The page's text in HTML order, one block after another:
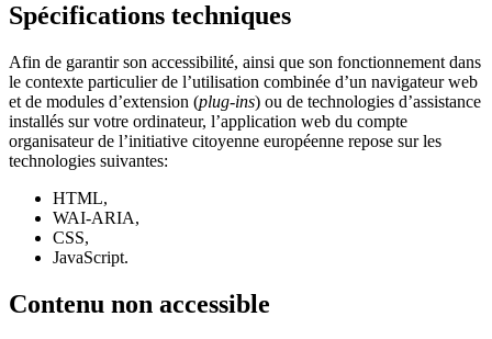
Spécifications techniques
Afin de garantir son accessibilité, ainsi que son fonctionnement dans
le contexte particulier de l’utilisation combinée d’un navigateur web
et de modules d’extension (plug-ins) ou de technologies d’assistance
installés sur votre ordinateur, l’application web du compte
organisateur de l’initiative citoyenne européenne repose sur les
technologies suivantes:
HTML,
WAI-ARIA,
CSS,
JavaScript.
Contenu non accessible